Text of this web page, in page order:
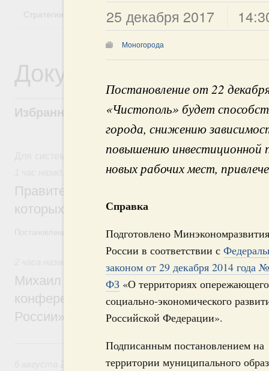
25 декабря 2017
Моногорода
Постановление от 22
«Чистополь» будет
города, снижению
повышению инвестиционной
новых рабочих мест,
Справка
Подготовлено Минэкономразвития
России в соответствии с
законом от 29 декабря 2014 года
ФЗ «О территориях опережающего
социально-экономического
Российской Федерации».
Подписанным постановлением на
территории муниципального
Стратегии Государственные программы
Документы
Избранные документы со справками к
Для системного поиска перейдите в раздел "Поиск по
Государственная политика в сфере научных
Правительство расширило перечень
которых освобождаются от НДФЛ
Постановление от 5 августа 2026 года №978
Отрасль информационных технологий
Михаил Мишустин дал поручения по
конференции «Цифровая индустрия
России»
6 августа, четверг
Технологическое развитие. Инновации